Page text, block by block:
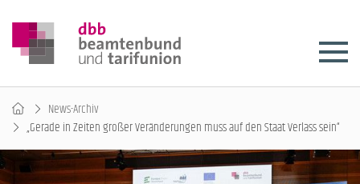
News-Archiv
„Gerade in Zeiten großer Veränderungen muss auf den Staat Verlass sein“